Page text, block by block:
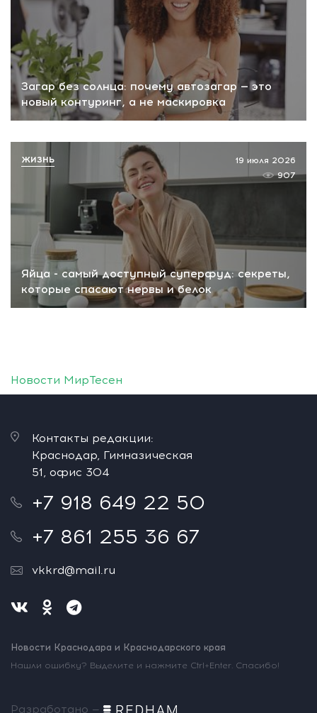
Загар без солнца: почему автозагар — это
новый контуринг, а не маскировка
Яйца - самый доступный суперфуд: секреты,
которые спасают нервы и белок
19 июля 2026
907
ЖИЗНЬ
Новости МирТесен
Контакты редакции:
Краснодар, Гимназическая
51, офис 304
+7 918 649 22 50
+7 861 255 36 67
vkkrd@mail.ru
Новости Краснодара и Краснодарского края
Нашли ошибку? Выделите и нажмите Ctrl+Enter. Спасибо!
Разработано —